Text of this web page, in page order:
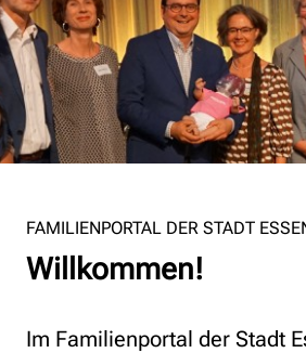
FAMILIENPORTAL DER STADT
Willkommen!
Im Familienportal der Stadt